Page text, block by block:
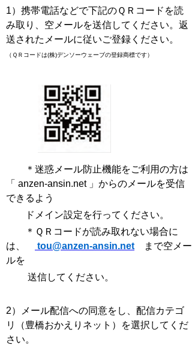
1）携帯電話などで下記のＱＲコードを読
み取り、空メールを送信してください。返
送されたメールに従いご登録ください。
（ＱＲコードは(株)デンソーウェーブの登録商標です）
＊迷惑メール防止機能をご利用の方は
「 anzen-ansin.net 」からのメールを受信
できるよう
ドメイン設定を行ってください。
＊ＱＲコードが読み取れない場合に
は、
tou@anzen-ansin.net
まで空メー
ルを
送信してください。
2）メール配信への同意をし、配信カテゴ
リ（豊橋おかえりネット）を選択してくだ
さい。